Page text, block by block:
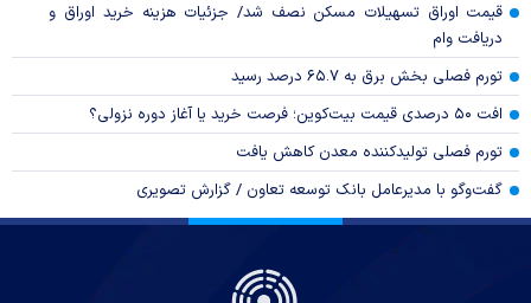
قیمت اوراق تسهیلات مسکن نصف شد/ جزئیات هزینه خرید اوراق و
دریافت وام
تورم فصلی بخش برق به ۶۵.۷ درصد رسید
افت ۵۰ درصدی قیمت بیت‌کوین؛ فرصت خرید یا آغاز دوره نزولی؟
تورم فصلی تولیدکننده معدن کاهش یافت
گفت‌وگو با مدیرعامل بانک توسعه تعاون / گزارش تصویری